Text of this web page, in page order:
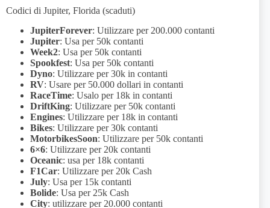
Codici di Jupiter, Florida (scaduti)
JupiterForever: Utilizzare per 200.000 contanti
Jupiter: Usa per 50k contanti
Week2: Usa per 50k contanti
Spookfest: Usa per 50k contanti
Dyno: Utilizzare per 30k in contanti
RV: Usare per 50.000 dollari in contanti
RaceTime: Usalo per 18k in contanti
DriftKing: Utilizzare per 50k contanti
Engines: Utilizzare per 18k in contanti
Bikes: Utilizzare per 30k contanti
MotorbikesSoon: Utilizzare per 50k contanti
6×6: Utilizzare per 20k contanti
Oceanic: usa per 18k contanti
F1Car: Utilizzare per 20k Cash
July: Usa per 15k contanti
Bolide: Usa per 25k Cash
City: utilizzare per 20.000 contanti